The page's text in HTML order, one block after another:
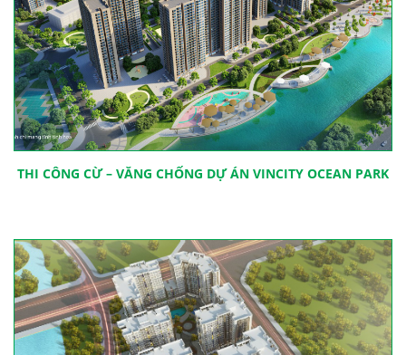
THI CÔNG CỪ – VĂNG CHỐNG DỰ ÁN VINCITY OCEAN PARK